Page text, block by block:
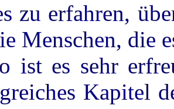
zu erfahren,
Menschen, die
ist es sehr
Kapitel